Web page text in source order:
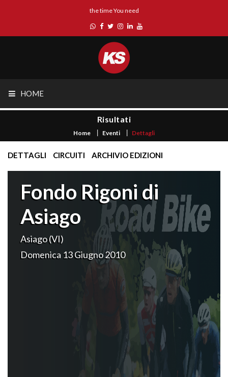
the time You need
HOME
Risultati
Home Eventi Dettagli
DETTAGLI CIRCUITI ARCHIVIO EDIZIONI
Fondo Rigoni di
Asiago
Asiago (VI)
Domenica 13 Giugno 2010